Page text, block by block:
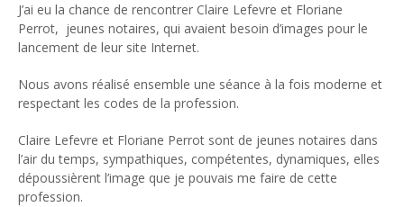
J’ai eu la chance de rencontrer Claire Lefevre et Floriane
Perrot, jeunes notaires, qui avaient besoin d’images pour le
lancement de leur site Internet.
Nous avons réalisé ensemble une séance à la fois moderne et
respectant les codes de la profession.
Claire Lefevre et Floriane Perrot sont de jeunes notaires dans
l’air du temps, sympathiques, compétentes, dynamiques, elles
dépoussièrent l’image que je pouvais me faire de cette
profession.